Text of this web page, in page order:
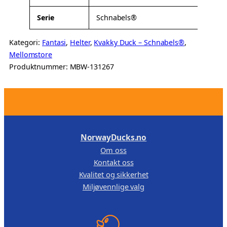
Serie Schnabels®
Kategori: Fantasi, Helter, Kvakky Duck – Schnabels®
Mellomstore
Produktnummer: MBW-131267
NorwayDucks.no
Om oss
Kontakt oss
Kvalitet og sikkerhet
Miljøvennlige valg